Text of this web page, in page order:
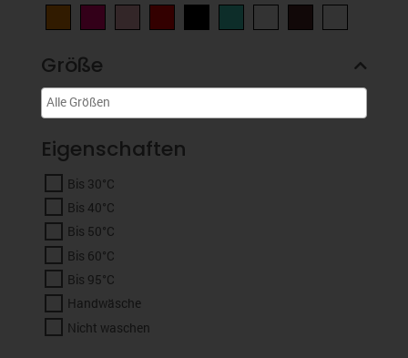
Größe
Eigenschaften
Bis 30°C
Bis 40°C
Bis 50°C
Bis 60°C
Bis 95°C
Handwäsche
Nicht waschen